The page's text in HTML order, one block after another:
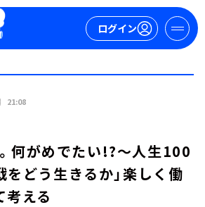
ログイン
21:08
何がめでたい!?～人生100
どう生きるか」楽しく働
考える